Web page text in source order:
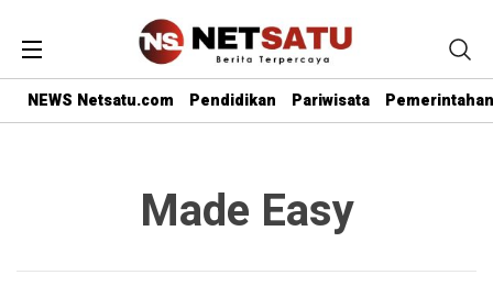
NEWS Netsatu.com Pendidikan Pariwisata Pemerintahan
Made Easy